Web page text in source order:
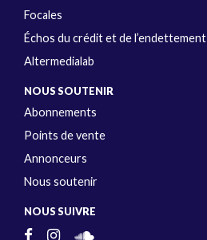
Focales
Échos du crédit et de l’endettement
Altermedialab
NOUS SOUTENIR
Abonnements
Points de vente
Annonceurs
Nous soutenir
NOUS SUIVRE